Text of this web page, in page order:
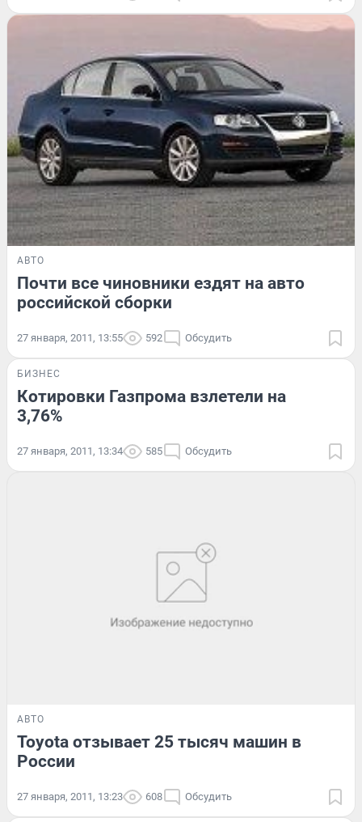
АВТО
Почти все чиновники ездят на авто
российской сборки
27 января, 2011, 13:55 592 Обсудить
БИЗНЕС
Котировки Газпрома взлетели на
3,76%
27 января, 2011, 13:34 585 Обсудить
АВТО
Toyota отзывает 25 тысяч машин в
России
27 января, 2011, 13:23 608 Обсудить